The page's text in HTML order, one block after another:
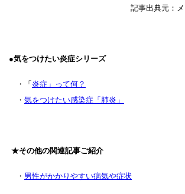
記事出典元：
●気をつけたい炎症シリーズ
・「 炎症」って何？
・ 気をつけたい感染症「肺炎」
★その他の関連記事ご紹介
・ 男性がかかりやすい病気や症状